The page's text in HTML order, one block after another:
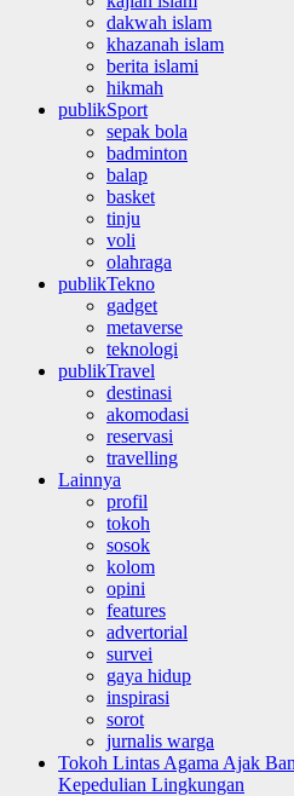
dakwah islam
khazanah islam
berita islami
hikmah
publikSport
sepak bola
badminton
balap
basket
tinju
voli
olahraga
publikTekno
gadget
metaverse
teknologi
publikTravel
destinasi
akomodasi
reservasi
travelling
Lainnya
profil
tokoh
sosok
kolom
opini
features
advertorial
survei
gaya hidup
inspirasi
sorot
jurnalis warga
Tokoh Lintas Agama Ajak
Kepedulian Lingkungan